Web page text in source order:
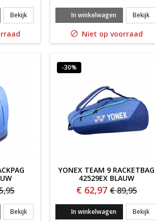
BekijkYONEX BA72629EX GEARLOGIC 9 BAG
In winkelwagen Bekijk
 Niet op voorraad
BekijkYonex Team BACKPAG 42512EX BLAUW
-30%
YONEX TEAM 9 RACKETBAG
42529EX BLAUW
€ 62,97 € 89,95
In winkelwagen Bekijk